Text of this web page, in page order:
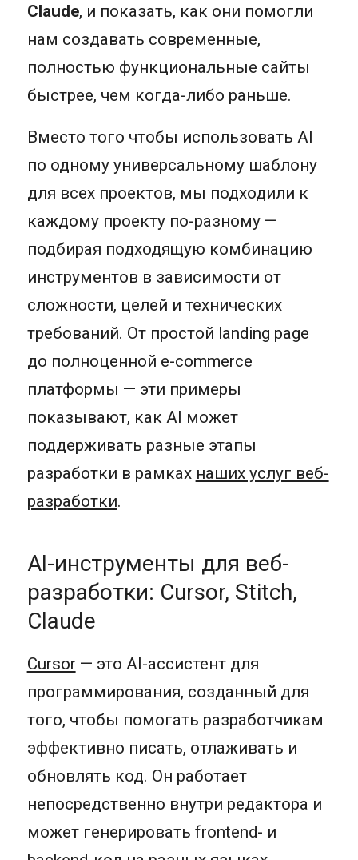
Claude, и показать, как они помогли
нам создавать современные,
полностью функциональные сайты
быстрее, чем когда-либо раньше.
Вместо того чтобы использовать AI
по одному универсальному шаблону
для всех проектов, мы подходили к
каждому проекту по-разному —
подбирая подходящую комбинацию
инструментов в зависимости от
сложности, целей и технических
требований. От простой landing page
до полноценной e-commerce
платформы — эти примеры
показывают, как AI может
поддерживать разные этапы
разработки в рамках наших услуг веб-
разработки.
AI-инструменты для веб-
разработки: Cursor, Stitch,
Claude
Cursor — это AI-ассистент для
программирования, созданный для
того, чтобы помогать разработчикам
эффективно писать, отлаживать и
обновлять код. Он работает
непосредственно внутри редактора и
может генерировать frontend- и